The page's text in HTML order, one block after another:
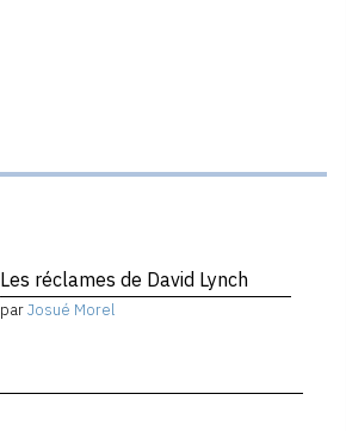
Les réclames de David Lynch
parJosué Morel